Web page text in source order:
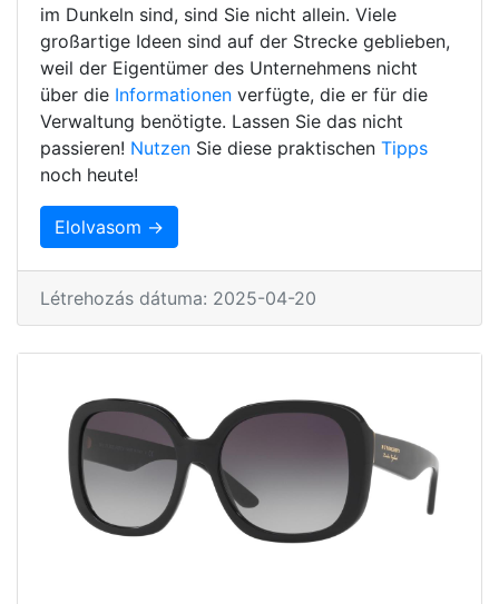
im Dunkeln sind, sind Sie nicht allein. Viele
großartige Ideen sind auf der Strecke geblieben,
weil der Eigentümer des Unternehmens nicht
über die Informationen verfügte, die er für die
Verwaltung benötigte. Lassen Sie das nicht
passieren! Nutzen Sie diese praktischen Tipps
noch heute!
Elolvasom →
Létrehozás dátuma: 2025-04-20